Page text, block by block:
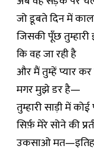
जो डूबते दिन में
जिसकी पूँछ
कि वह जा रही है
और मैं तुम्हें प्यार
मगर मुझे डर है—
तुम्हारी साड़ी में
सिर्फ़ मेरे सोने की
उकसाओ